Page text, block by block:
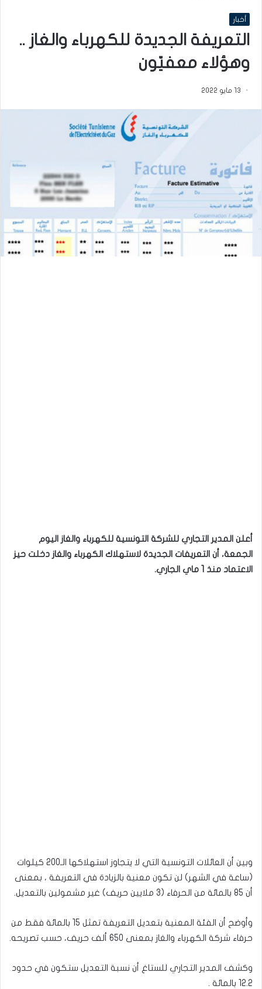
أخبار
التعريفة الجديدة للكهرباء والغاز ..
وهؤلاء معفيّون
13 مايو 2022
أعلن المدير التجاري للشركة التونسية للكهرباء والغاز اليوم
الجمعة، أن التعريفات الجديدة لاستهلاك الكهرباء والغاز دخلت حيز
الاعتماد منذ 1 ماي الجاري.
وبين أن العائلات التونسية التي لا يتجاوز استهلاكها الـ200 كيلوات
(ساعة في الشهر) لن تكون معنية بالزيادة في التعريفة ، بمعنى
أن 85 بالمائة من الحرفاء (3 ملايين حريف) غير مشمولين بالتعديل.
وأوضح أن الفئة المعنية بتعديل التعريفة تمثل 15 بالمائة فقط من
حرفاء شركة الكهرباء والغاز بمعنى 650 ألف حريف، حسب تصريحه.
وكشف المدير التجاري للستاغ أن نسبة التعديل ستكون في حدود
12.2 بالمائة .